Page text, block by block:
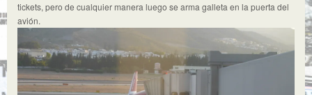
tickets, pero de cualquier manera luego se arma galleta en la puerta del
avión.